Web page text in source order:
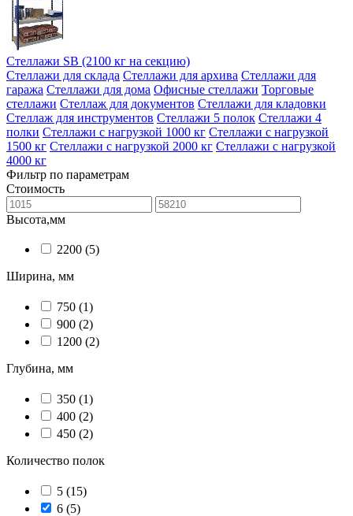
Стеллажи SB (2100 кг на секцию)
Стеллажи для склада Стеллажи для архива Стеллажи для
гаража Стеллажи для дома Офисные стеллажи Торговые
стеллажи Стеллаж для документов Стеллажи для кладовки
Стеллаж для инструментов Стеллажи 5 полок Стеллажи 4
полки Стеллажи с нагрузкой 1000 кг Стеллажи с нагрузкой
1500 кг Стеллажи с нагрузкой 2000 кг Стеллажи с нагрузкой
4000 кг
Фильтр по параметрам
Стоимость
Высота,мм
2200 (5)
Ширина, мм
750 (1)
900 (2)
1200 (2)
Глубина, мм
350 (1)
400 (2)
450 (2)
Количество полок
5 (15)
6 (5)